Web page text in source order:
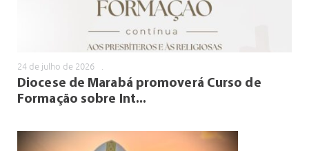
24 de julho de 2026
Diocese de Marabá promoverá Curso de
Formação sobre Int...